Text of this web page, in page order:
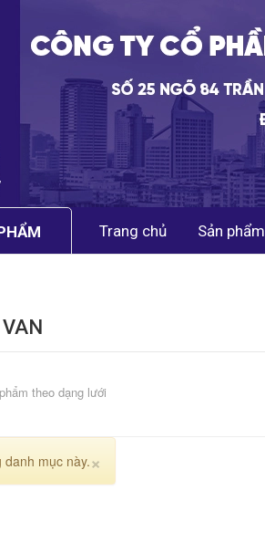
Trang chủ Sản phẩm
theo dạng lưới
×
mục này.